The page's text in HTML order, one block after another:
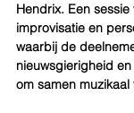
Hendrix. Een sessie
improvisatie en
waarbij de
nieuwsgierigheid
om samen muzikaal